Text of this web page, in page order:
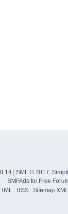
SMF © 2017,
SMFAdsfor Free
RSS Sitemap XML